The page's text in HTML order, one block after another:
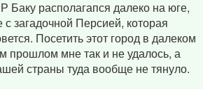
располагапся далеко на юге,
загадочной Персией, которая
Посетить этот город в далеком
прошлом мне так и не удалось, а
страны туда вообще не тянуло.